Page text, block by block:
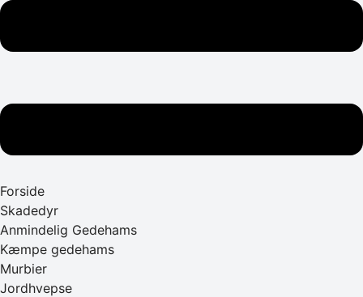
Forside
Skadedyr
Anmindelig Gedehams
Kæmpe gedehams
Murbier
Jordhvepse